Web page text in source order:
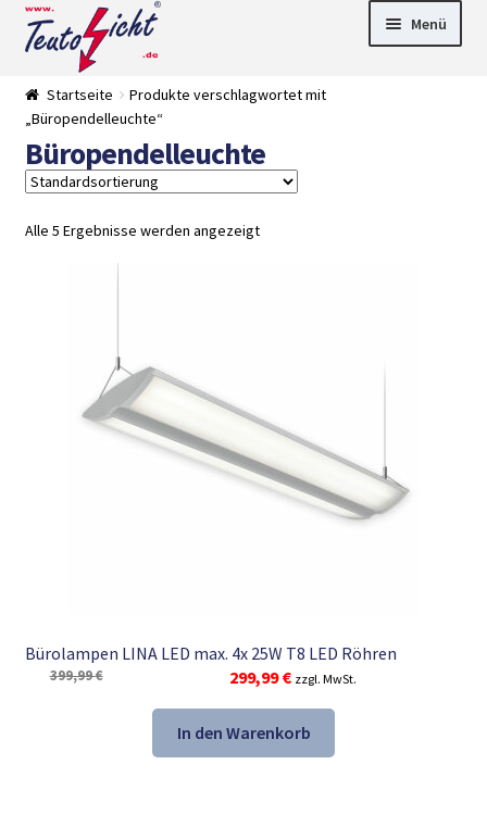
Zur
Navigation
springen
Springe
zum
Menü
Startseite
Produkte verschlagwortet mit
„Büropendelleuchte“
Büropendelleuchte
Alle 5 Ergebnisse werden angezeigt
Bürolampen LINA LED max. 4x 25W T8 LED Röhren
399,99€
Ursprünglicher
Preis
war:
399,99 €
299,99€Aktueller
Preis
ist:
299,99 €.
zzgl. MwSt.
In den Warenkorb